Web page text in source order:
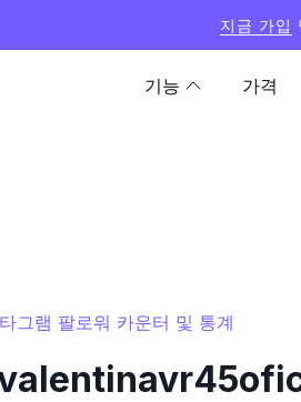
지금 가입
기능 가격
그램 팔로워 카운터 및 통계